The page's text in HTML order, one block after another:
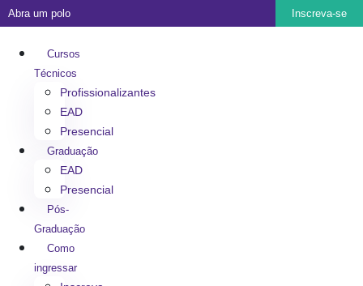
Abra um polo Inscreva-se
Cursos
Técnicos
Profissionalizantes
EAD
Presencial
Graduação
EAD
Presencial
Pós-
Graduação
Como
ingressar